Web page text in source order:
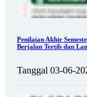
Penilaian Akhir
Berjalan Tertib dan
Tanggal 03-06-